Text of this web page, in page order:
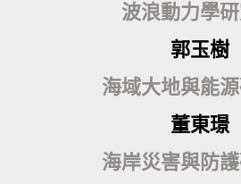
波浪動力學
郭玉樹
海域大地與能
董東璟
海岸災害與防